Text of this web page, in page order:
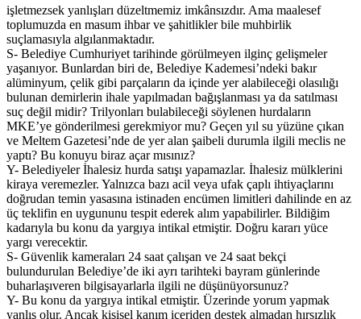
işletmezsek yanlışları düzeltmemiz imkânsızdır. Ama maalesef
toplumuzda en masum ihbar ve şahitlikler bile muhbirlik
suçlamasıyla algılanmaktadır.
S- Belediye Cumhuriyet tarihinde görülmeyen ilginç gelişmeler
yaşanıyor. Bunlardan biri de, Belediye Kademesi’ndeki bakır
alüminyum, çelik gibi parçaların da içinde yer alabileceği olasılığı
bulunan demirlerin ihale yapılmadan bağışlanması ya da satılması
suç değil midir? Trilyonları bulabileceği söylenen hurdaların
MKE’ye gönderilmesi gerekmiyor mu? Geçen yıl su yüzüne çıkan
ve Meltem Gazetesi’nde de yer alan şaibeli durumla ilgili meclis ne
yaptı? Bu konuyu biraz açar mısınız?
Y- Belediyeler İhalesiz hurda satışı yapamazlar. İhalesiz mülklerini
kiraya veremezler. Yalnızca bazı acil veya ufak çaplı ihtiyaçlarını
doğrudan temin yasasına istinaden encümen limitleri dahilinde en az
üç teklifin en uygununu tespit ederek alım yapabilirler. Bildiğim
kadarıyla bu konu da yargıya intikal etmiştir. Doğru kararı yüce
yargı verecektir.
S- Güvenlik kameraları 24 saat çalışan ve 24 saat bekçi
bulundurulan Belediye’de iki ayrı tarihteki bayram günlerinde
buharlaşıveren bilgisayarlarla ilgili ne düşünüyorsunuz?
Y- Bu konu da yargıya intikal etmiştir. Üzerinde yorum yapmak
yanlış olur. Ancak kişisel kanım içeriden destek almadan hırsızlık